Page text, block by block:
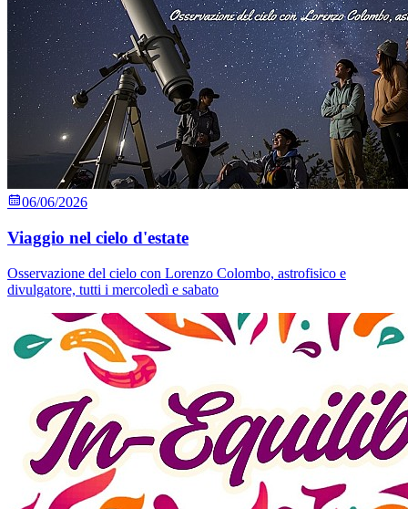
06/06/2026
Viaggio nel cielo d'estate
Osservazione del cielo con Lorenzo Colombo, astrofisico e
divulgatore, tutti i mercoledì e sabato